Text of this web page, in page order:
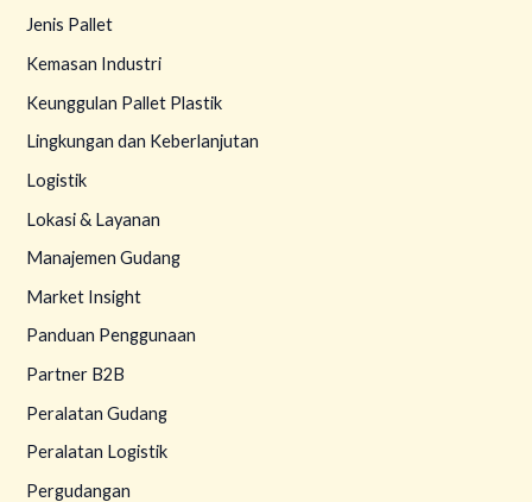
Jenis Pallet
Kemasan Industri
Keunggulan Pallet Plastik
Lingkungan dan Keberlanjutan
Logistik
Lokasi & Layanan
Manajemen Gudang
Market Insight
Panduan Penggunaan
Partner B2B
Peralatan Gudang
Peralatan Logistik
Pergudangan